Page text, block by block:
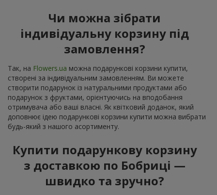
Чи можна зібрати
індивідуальну корзину під
замовлення?
Так, на Flowers.ua можна подарункові корзини купити,
створені за індивідуальним замовленням. Ви можете
створити подарунок із натуральними продуктами або
подарунок з фруктами, орієнтуючись на вподобання
отримувача або ваші власні. Як квітковий доданок, який
доповнює ідею подарункові корзини купити можна вибрати
будь-який з нашого асортименту.
Купити подарункову корзину
з доставкою по Бобриці —
швидко та зручно?